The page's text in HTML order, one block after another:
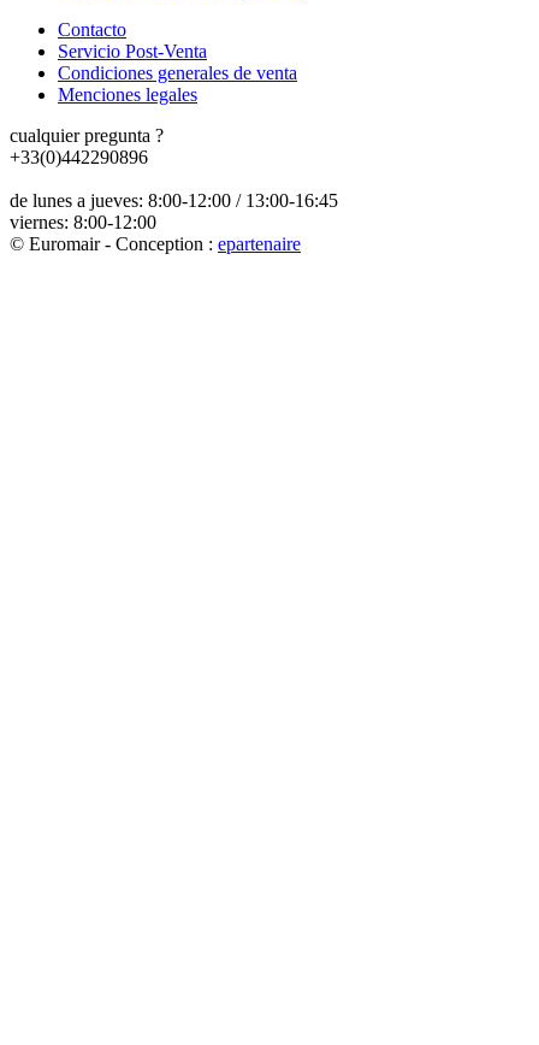
Contacto
Servicio Post-Venta
Condiciones generales de venta
Menciones legales
cualquier pregunta ?
+33(0)442290896
de lunes a jueves: 8:00-12:00 / 13:00-16:45
viernes: 8:00-12:00
© Euromair - Conception : epartenaire